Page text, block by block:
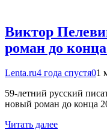
Виктор
роман до конца
Lenta.ru4 года спустя01
59-летний русский
новый роман до конца
Читать далее